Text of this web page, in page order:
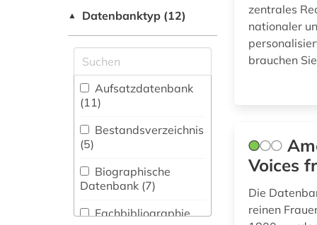
Vermessungswesen (4)
Biologie,
Biotechnologie (3)
Buch- und
Bibliothekswesen,
Informationswissenschaft
(9)
Chemie und
Pharmazie (5)
afrikaforschung (1)
afrikastudien (1)
afrikawissenschaften
(1)
afroamerikaner (1)
allgemeine und
vergleichende
literaturwissenschaft
(1)
altamerikanistik (1)
▲ Datenbanktyp (12)
Aufsatzdatenbank
(11)
Bestandsverzeichnis
(5)
Biographische
Datenbank (7)
Fachbibliographie
zentrales
nationaler
brauchen
Voices
Die
reinen